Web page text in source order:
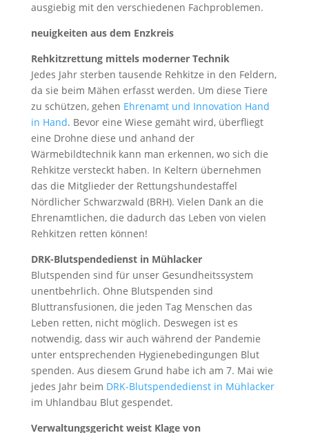
ausgiebig mit den verschiedenen Fachproblemen.
neuigkeiten aus dem Enzkreis
Rehkitzrettung mittels moderner Technik
Jedes Jahr sterben tausende Rehkitze in den Feldern,
da sie beim Mähen erfasst werden. Um diese Tiere
zu schützen, gehen Ehrenamt und Innovation Hand
in Hand. Bevor eine Wiese gemäht wird, überfliegt
eine Drohne diese und anhand der
Wärmebildtechnik kann man erkennen, wo sich die
Rehkitze versteckt haben. In Keltern übernehmen
das die Mitglieder der Rettungshundestaffel
Nördlicher Schwarzwald (BRH). Vielen Dank an die
Ehrenamtlichen, die dadurch das Leben von vielen
Rehkitzen retten können!
DRK-Blutspendedienst in Mühlacker
Blutspenden sind für unser Gesundheitssystem
unentbehrlich. Ohne Blutspenden sind
Bluttransfusionen, die jeden Tag Menschen das
Leben retten, nicht möglich. Deswegen ist es
notwendig, dass wir auch während der Pandemie
unter entsprechenden Hygienebedingungen Blut
spenden. Aus diesem Grund habe ich am 7. Mai wie
jedes Jahr beim DRK-Blutspendedienst in Mühlacker
im Uhlandbau Blut gespendet.
Verwaltungsgericht weist Klage von